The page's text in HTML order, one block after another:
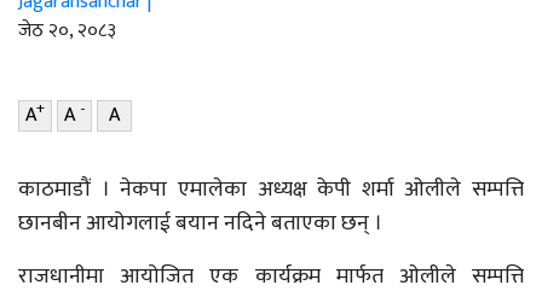
जेठ २०, २०८३
A+ A- A
काठमाडौं । नेकपा एमालेका अध्यक्ष केपी शर्मा ओलीले सम्पत्ति
छानबीन आयोगलाई बयान नदिने बताएका छन् ।
राजधानीमा आयोजित एक कार्यक्रम मार्फत ओलीले सम्पत्ति